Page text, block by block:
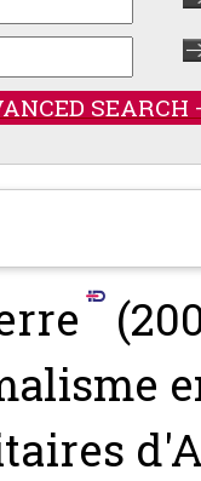
SEARCH